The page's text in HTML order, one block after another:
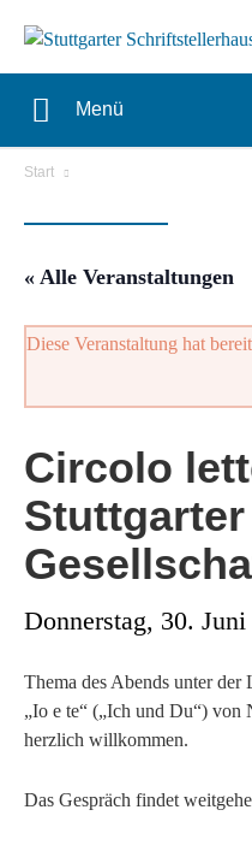
Menü
Start
« Alle Veranstaltungen
Diese Veranstaltung hat
Circolo
Donnerstag, 30.
Thema des Abends unter der
„Io e te“ („Ich und Du“)
herzlich willkommen.
Das Gespräch findet